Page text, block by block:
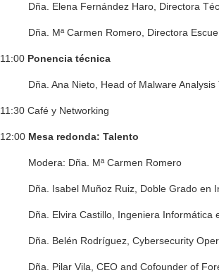
Dña. Elena Fernández Haro, Directora
Dña. Mª Carmen Romero, Directora
11:00 Ponencia técnica
Dña. Ana Nieto, Head of Malware
11:30 Café y Networking
12:00 Mesa redonda: Talento
Modera: Dña. Mª Carmen Romero
Dña. Isabel Muñoz Ruiz, Doble Grado en
Dña. Elvira Castillo, Ingeniera
Dña. Belén Rodríguez, Cybersecurity
Dña. Pilar Vila, CEO and Cofounder of